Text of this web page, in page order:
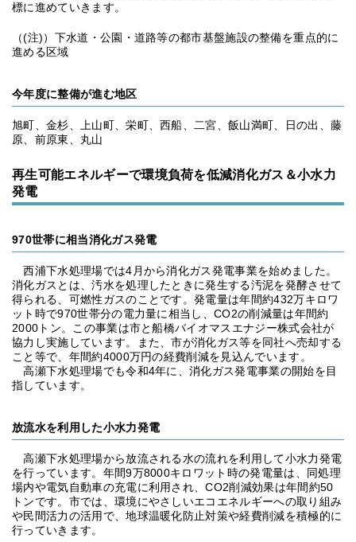
標に進めていきます。
（(注)）下水道・公園・道路等の都市基盤施設の整備を重点的に
進める区域
今年度に整備が進む地区
旭町、金杉、上山町、栄町、西船、二宮、飯山満町、日の出、藤
原、前原東、丸山
再生可能エネルギーで環境負荷を低減消化ガス＆小水力
発電
970世帯に相当消化ガス発電
西浦下水処理場では4月から消化ガス発電事業を始めました。
消化ガスとは、汚水を処理したときに発生する汚泥を発酵させて
得られる、可燃性ガスのことです。発電量は年間約432万キロワ
ット時で970世帯分の電力量に相当し、CO2の削減量は年間約
2000トン。この事業は市と船橋バイオマスエナジー株式会社が
協力し実施しています。また、市が消化ガス等を同社へ売却する
こと等で、年間約4000万円の経費削減を見込んでいます。
高瀬下水処理場でも令和4年に、消化ガス発電事業の開始を目
指しています。
放流水を利用した小水力発電
高瀬下水処理場から放流される水の流れを利用して小水力発電
を行っています。年間9万8000キロワット時の発電量は、同処理
場内や電気自動車の充電に利用され、CO2削減効果は年間約50
トンです。市では、環境にやさしいエコエネルギーへの取り組み
や民間活力の活用で、地球温暖化防止対策や経費削減を積極的に
行っていきます。